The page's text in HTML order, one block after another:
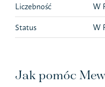
Liczebność W
Status W
Jak pomóc